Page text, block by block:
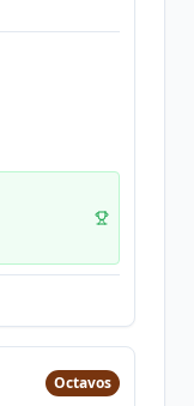
Octavos